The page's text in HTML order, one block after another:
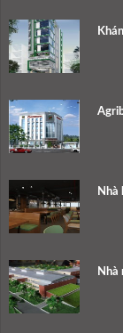
Nhà
Nhà